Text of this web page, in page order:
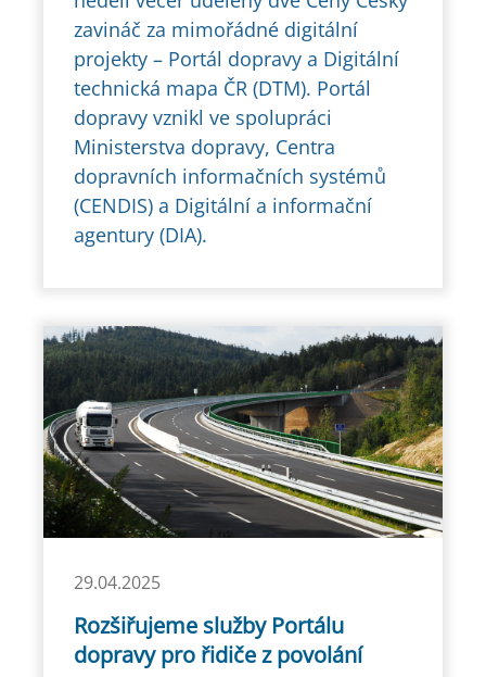
zavináč za mimořádné digitální
projekty – Portál dopravy a Digitální
technická mapa ČR (DTM). Portál
dopravy vznikl ve spolupráci
Ministerstva dopravy, Centra
dopravních informačních systémů
(CENDIS) a Digitální a informační
agentury (DIA).
29.04.2025
Rozšiřujeme služby Portálu
dopravy pro řidiče z povolání